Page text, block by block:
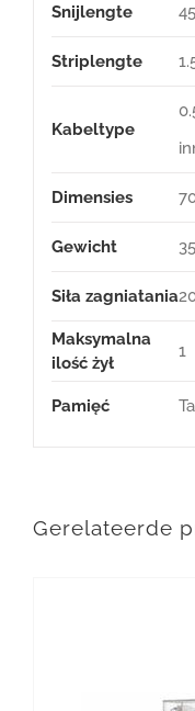
Snijlengte
Striplengte
Kabeltype
Dimensies
Gewicht
Siła zagniatania
Maksymalna
ilość żył
1
Pamięć
Gerelateerde